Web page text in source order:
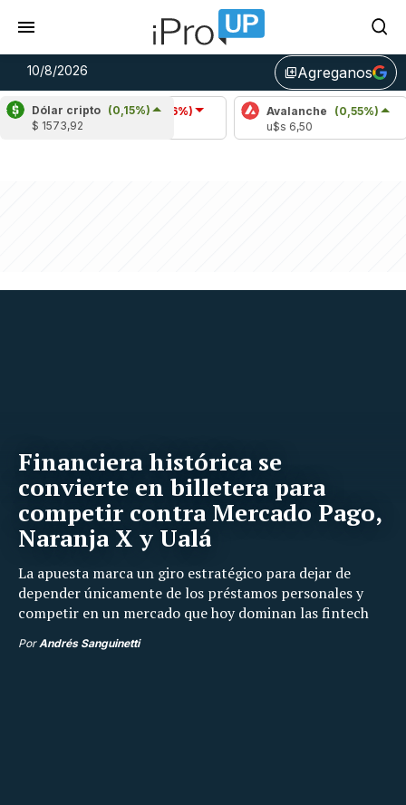
10/8/2026 library_addAgreganos
Dólar cripto (0,15%)
$ 1573,92
Cardano (-0,56%)
u$s 0,20
Avalanche (0,55%)
Financiera histórica se
convierte en billetera para
competir contra Mercado Pago,
Naranja X y Ualá
La apuesta marca un giro estratégico para dejar de
depender únicamente de los préstamos personales y
competir en un mercado que hoy dominan las fintech
Por Andrés Sanguinetti